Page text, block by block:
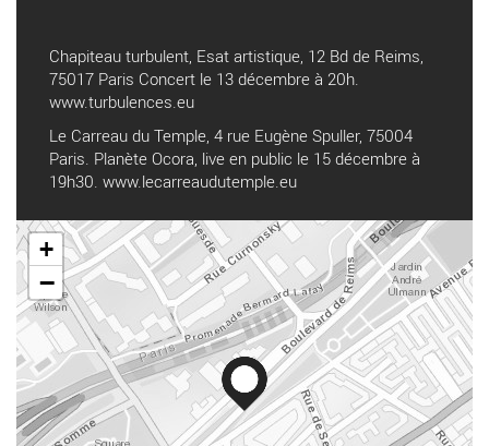
Chapiteau turbulent, Esat artistique, 12 Bd de Reims,
75017 Paris Concert le 13 décembre à 20h.
www.turbulences.eu
Le Carreau du Temple, 4 rue Eugène Spuller, 75004
Paris. Planète Ocora, live en public le 15 décembre à
19h30. www.lecarreaudutemple.eu
+
−